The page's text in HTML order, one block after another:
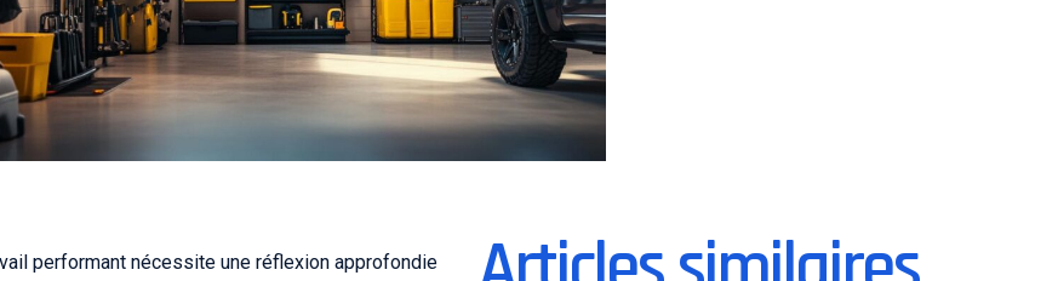
performant nécessite une réflexion approfondie